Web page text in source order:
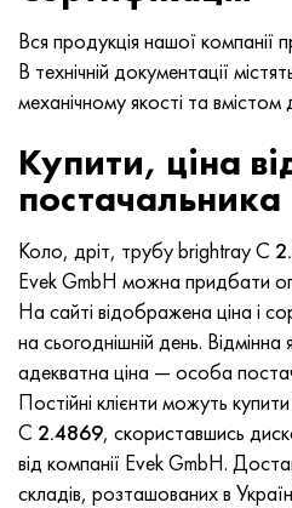
Вся продукція нашої компанії
В технічній документації
механічному якості та вмістом
Купити, ціна
постачальника
Коло, дріт, трубу brightray C
Evek GmbH можна придбати
На сайті відображена ціна і
на сьогоднішній день. Відмінна
адекватна ціна — особа
Постійні клієнти можуть
C 2.4869, скориставшись
від компанії Evek GmbH.
складів, розташованих в
Хастеллой C2000
Хастеллой 3
Хастеллой x
Удимет 500
Удимет 720
45Х, 45h, 1.7035
45ХН2МФА, k2425, 45hnmf
А40Г, 44smn28, 1.0762, 46s20